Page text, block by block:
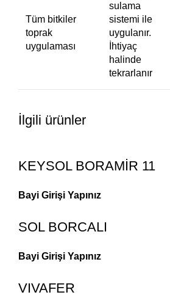
Tüm bitkiler
toprak
uygulaması
sulama
sistemi ile
uygulanır.
İhtiyaç
halinde
tekrarlanır
İlgili ürünler
KEYSOL BORAMİR 11
Bayi Girişi Yapınız
SOL BORCALI
Bayi Girişi Yapınız
VIVAFER